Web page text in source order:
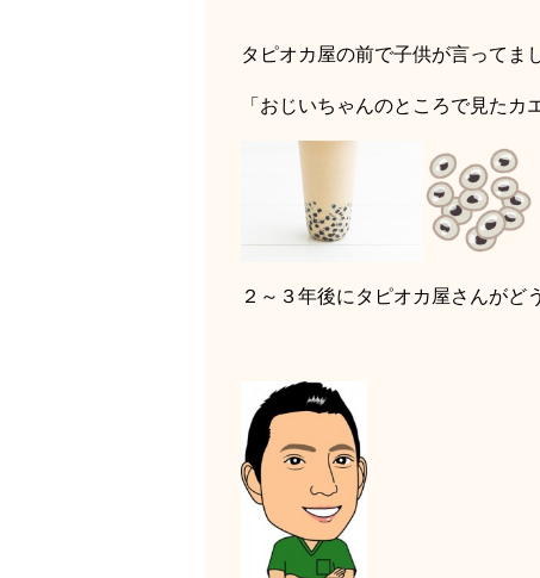
タピオカ屋の前で子供が言ってま
「おじいちゃんのところで見たカ
２～３年後にタピオカ屋さんがど